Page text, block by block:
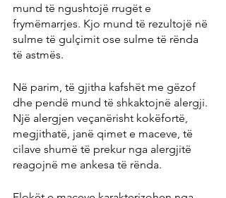
mund të ngushtojë rrugët e
frymëmarrjes. Kjo mund të rezultojë në
sulme të gulçimit ose sulme të rënda
të astmës.
Në parim, të gjitha kafshët me gëzof
dhe pendë mund të shkaktojnë alergji.
Një alergjen veçanërisht kokëfortë,
megjithatë, janë qimet e maceve, të
cilave shumë të prekur nga alergjitë
reagojnë me ankesa të rënda.